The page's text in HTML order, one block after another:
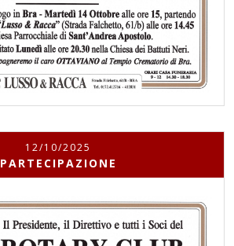
12/10/2025
PARTECIPAZIONE